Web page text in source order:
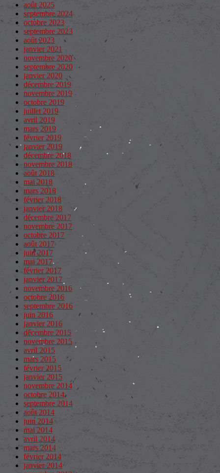
août 2025
septembre 2024
octobre 2023
septembre 2023
août 2023
janvier 2021
novembre 2020
septembre 2020
janvier 2020
décembre 2019
novembre 2019
octobre 2019
juillet 2019
avril 2019
mars 2019
février 2019
janvier 2019
décembre 2018
novembre 2018
août 2018
mai 2018
mars 2018
février 2018
janvier 2018
décembre 2017
novembre 2017
octobre 2017
août 2017
juin 2017
mai 2017
février 2017
janvier 2017
novembre 2016
octobre 2016
septembre 2016
juin 2016
janvier 2016
décembre 2015
novembre 2015
avril 2015
mars 2015
février 2015
janvier 2015
novembre 2014
octobre 2014
septembre 2014
août 2014
juin 2014
mai 2014
avril 2014
mars 2014
février 2014
janvier 2014